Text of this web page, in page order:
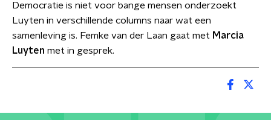
Democratie is niet voor bange mensen onderzoekt
Luyten in verschillende columns naar wat een
samenleving is. Femke van der Laan gaat met Marcia
Luyten met in gesprek.